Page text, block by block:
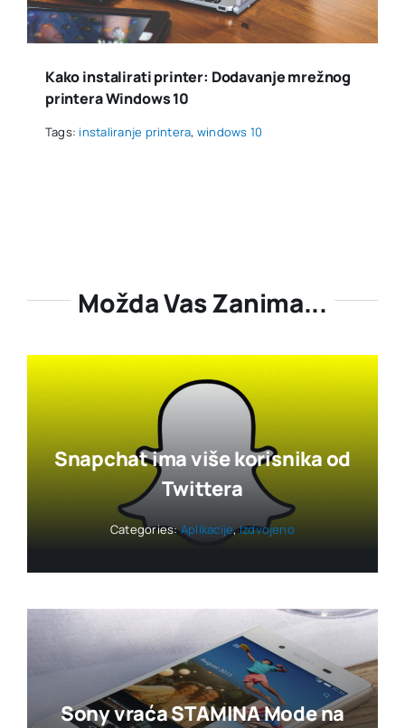
Kako instalirati printer: Dodavanje mrežnog
printera Windows 10
Tags: instaliranje printera, windows 10
Možda Vas Zanima...
Snapchat ima više korisnika od
Twittera
Categories:Aplikacije,Izdvojeno
Sony vraća STAMINA Mode na